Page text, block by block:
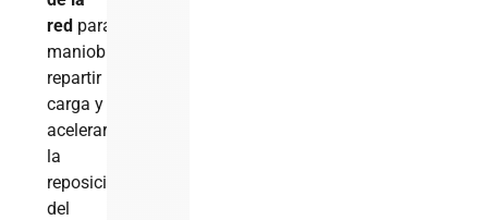
red para
maniobrar,
repartir
carga y
acelerar
la
reposición
del